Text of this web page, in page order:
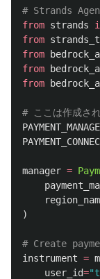
from strands
from
from
from
from
manager =
)
instrument =
user_id="